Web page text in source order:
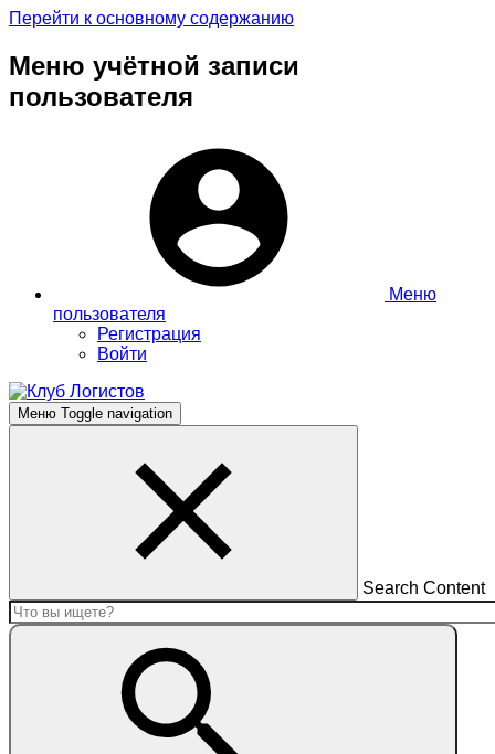
Перейти к основному содержанию
Меню учётной записи
пользователя
Меню
пользователя
Регистрация
Войти
Меню Toggle navigation
Search Content